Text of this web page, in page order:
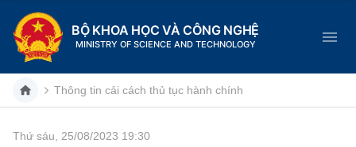
BỘ KHOA HỌC VÀ CÔNG NGHỆ
MINISTRY OF SCIENCE AND TECHNOLOGY
Thông tin cải cách thủ tục hành chính
Thứ sáu, 25/08/2023 19:30